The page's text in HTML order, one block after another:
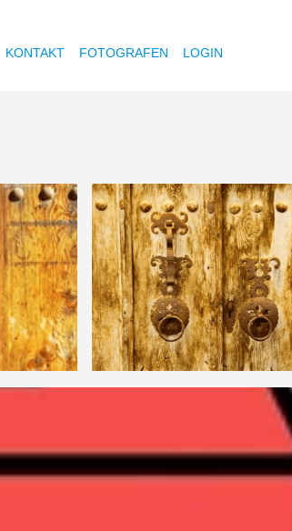
KONTAKT FOTOGRAFEN LOGIN